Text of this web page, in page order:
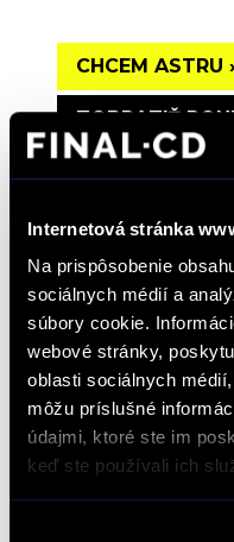
Internetová stránka
Na prispôsobenie
sociálnych médií a
súbory cookie.
webové stránky,
oblasti sociálnych
môžu príslušné
údajmi, ktoré ste im
keď ste používali ich
CHCEM ASTRU
ZOBRAZIŤ
zvýhodnenie